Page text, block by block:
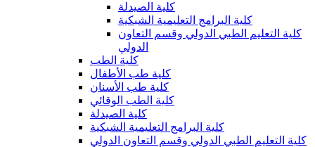
كلية الصيدلة
كلية البرامج التعليمية الشبكية
كلية التعليم الطبي الدولي وقسم التعاون
الدولي
كلية الطب
كلية طب الأطفال
كلية طب الأسنان
كلية الطب الوقائي
كلية الصيدلة
كلية البرامج التعليمية الشبكية
كلية التعليم الطبي الدولي وقسم التعاون الدولي